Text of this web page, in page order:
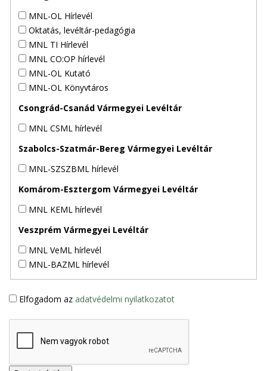
MNL-OL Hírlevél
Oktatás, levéltár-pedagógia
MNL TI Hírlevél
MNL CO:OP hírlevél
MNL-OL Kutató
MNL-OL Könyvtáros
Csongrád-Csanád Vármegyei Levéltár
MNL CSML hírlevél
Szabolcs-Szatmár-Bereg Vármegyei Levéltár
MNL-SZSZBML hírlevél
Komárom-Esztergom Vármegyei Levéltár
MNL KEML hírlevél
Veszprém Vármegyei Levéltár
MNL VeML hírlevél
MNL-BAZML hírlevél
Elfogadom az adatvédelmi nyilatkozatot